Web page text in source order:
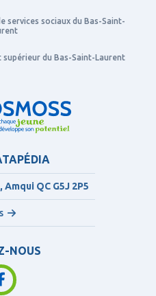
services sociaux du Bas-Saint-
supérieur du Bas-Saint-Laurent
Amqui QC G5J 2P5
NOUS